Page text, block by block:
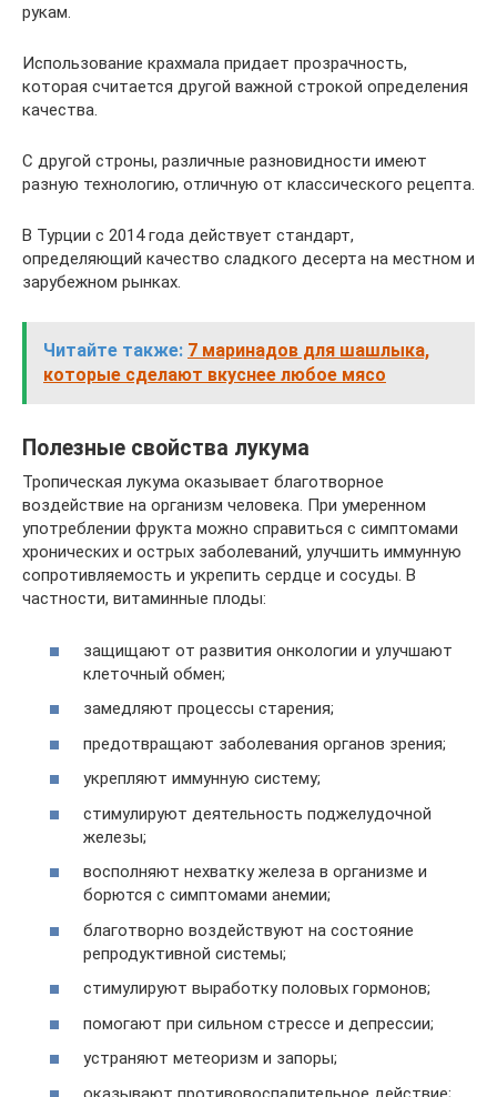
рукам.
Использование крахмала придает прозрачность,
которая считается другой важной строкой определения
качества.
С другой строны, различные разновидности имеют
разную технологию, отличную от классического рецепта.
В Турции с 2014 года действует стандарт,
определяющий качество сладкого десерта на местном и
зарубежном рынках.
Читайте также: 7 маринадов для шашлыка,
которые сделают вкуснее любое мясо
Полезные свойства лукума
Тропическая лукума оказывает благотворное
воздействие на организм человека. При умеренном
употреблении фрукта можно справиться с симптомами
хронических и острых заболеваний, улучшить иммунную
сопротивляемость и укрепить сердце и сосуды. В
частности, витаминные плоды:
защищают от развития онкологии и улучшают
клеточный обмен;
замедляют процессы старения;
предотвращают заболевания органов зрения;
укрепляют иммунную систему;
стимулируют деятельность поджелудочной
железы;
восполняют нехватку железа в организме и
борются с симптомами анемии;
благотворно воздействуют на состояние
репродуктивной системы;
стимулируют выработку половых гормонов;
помогают при сильном стрессе и депрессии;
устраняют метеоризм и запоры;